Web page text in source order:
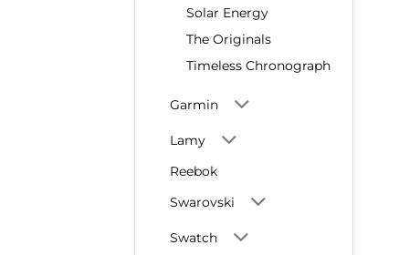
Solar Energy
The Originals
Timeless Chronograph
Garmin
Lamy
Reebok
Swarovski
Swatch